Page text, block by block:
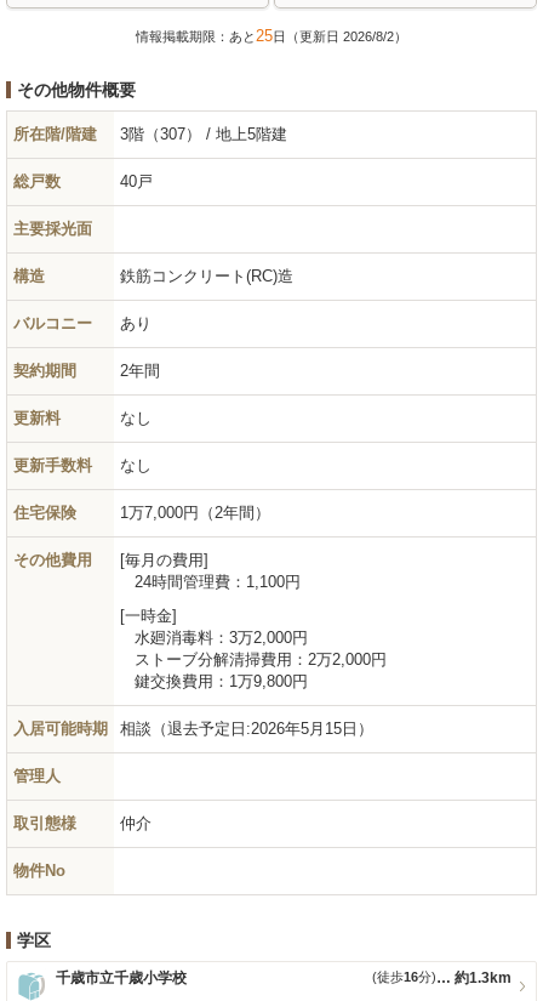
情報掲載期限：あと25日（更新日 2026/8/2）
その他物件概要
所在階/階建 3階（307） / 地上5階建
総戸数 40戸
主要採光面
構造 鉄筋コンクリート(RC)造
バルコニー あり
契約期間 2年間
更新料 なし
更新手数料 なし
住宅保険 1万7,000円（2年間）
その他費用
毎月の費用
24時間管理費： 1,100円
一時金
水廻消毒料： 3万2,000円
ストーブ分解清掃費用： 2万2,000円
鍵交換費用： 1万9,800円
入居可能時期 相談（退去予定日:2026年5月15日）
管理人
取引態様 仲介
物件No
学区
千歳市立千歳小学校 約1.3km
(徒歩16分)